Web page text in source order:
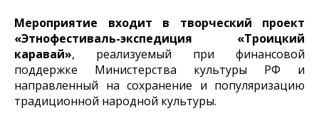
Мероприятие входит в
творческий проект
«Этнофестиваль-экспедиция «Троицкий
каравай», реализуемый при финансовой
поддержке Министерства культуры РФ и
направленный на сохранение и популяризацию
традиционной народной культуры.